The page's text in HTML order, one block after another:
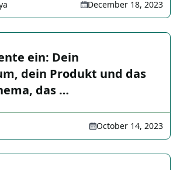
December 18, 2023
ein: Dein
dein Produkt und das
das …
October 14, 2023